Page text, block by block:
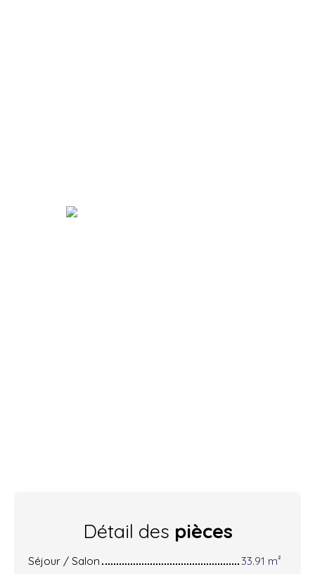
Détail des pièces
Séjour / Salon
33.91 m²